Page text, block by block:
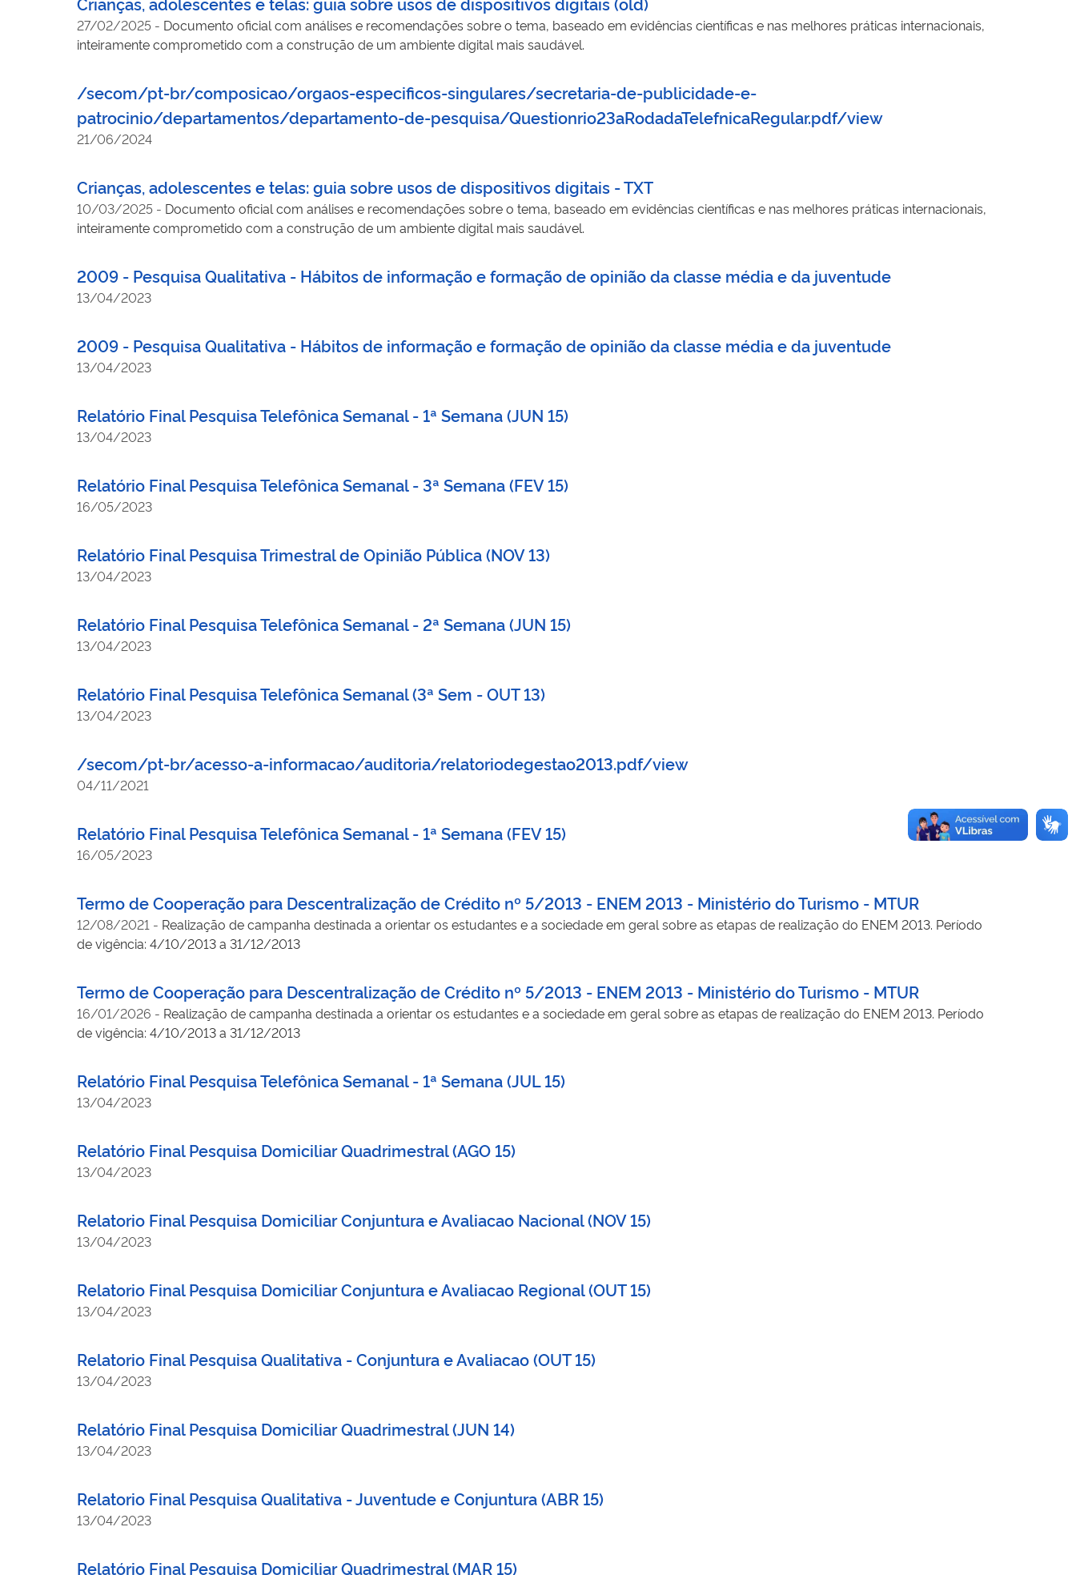
27/02/2025 - Documento oficial com análises e recomendações sobre o tema, baseado em evidências científicas e nas melhores práticas internacionais,
inteiramente comprometido com a construção de um ambiente digital mais saudável.
/secom/pt-br/composicao/orgaos-especificos-singulares/secretaria-de-publicidade-e-
patrocinio/departamentos/departamento-de-pesquisa/Questionrio23aRodadaTelefnicaRegular.pdf/view
21/06/2024
Crianças, adolescentes e telas: guia sobre usos de dispositivos digitais - TXT
10/03/2025 - Documento oficial com análises e recomendações sobre o tema, baseado em evidências científicas e nas melhores práticas internacionais,
inteiramente comprometido com a construção de um ambiente digital mais saudável.
2009 - Pesquisa Qualitativa - Hábitos de informação e formação de opinião da classe média e da juventude
13/04/2023
2009 - Pesquisa Qualitativa - Hábitos de informação e formação de opinião da classe média e da juventude
13/04/2023
Relatório Final Pesquisa Telefônica Semanal - 1ª Semana (JUN 15)
13/04/2023
Relatório Final Pesquisa Telefônica Semanal - 3ª Semana (FEV 15)
16/05/2023
Relatório Final Pesquisa Trimestral de Opinião Pública (NOV 13)
13/04/2023
Relatório Final Pesquisa Telefônica Semanal - 2ª Semana (JUN 15)
13/04/2023
Relatório Final Pesquisa Telefônica Semanal (3ª Sem - OUT 13)
13/04/2023
/secom/pt-br/acesso-a-informacao/auditoria/relatoriodegestao2013.pdf/view
04/11/2021
Relatório Final Pesquisa Telefônica Semanal - 1ª Semana (FEV 15)
16/05/2023
Termo de Cooperação para Descentralização de Crédito nº 5/2013 - ENEM 2013 - Ministério do Turismo - MTUR
12/08/2021 - Realização de campanha destinada a orientar os estudantes e a sociedade em geral sobre as etapas de realização do ENEM 2013. Período
de vigência: 4/10/2013 a 31/12/2013
Termo de Cooperação para Descentralização de Crédito nº 5/2013 - ENEM 2013 - Ministério do Turismo - MTUR
16/01/2026 - Realização de campanha destinada a orientar os estudantes e a sociedade em geral sobre as etapas de realização do ENEM 2013. Período
de vigência: 4/10/2013 a 31/12/2013
Relatório Final Pesquisa Telefônica Semanal - 1ª Semana (JUL 15)
13/04/2023
Relatório Final Pesquisa Domiciliar Quadrimestral (AGO 15)
13/04/2023
Relatorio Final Pesquisa Domiciliar Conjuntura e Avaliacao Nacional (NOV 15)
13/04/2023
Relatorio Final Pesquisa Domiciliar Conjuntura e Avaliacao Regional (OUT 15)
13/04/2023
Relatorio Final Pesquisa Qualitativa - Conjuntura e Avaliacao (OUT 15)
13/04/2023
Relatório Final Pesquisa Domiciliar Quadrimestral (JUN 14)
13/04/2023
Relatorio Final Pesquisa Qualitativa - Juventude e Conjuntura (ABR 15)
13/04/2023
Relatório Final Pesquisa Domiciliar Quadrimestral (MAR 15)